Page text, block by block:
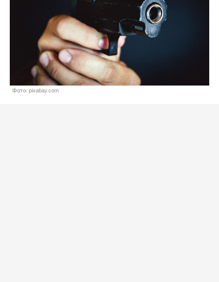
Фото: pixabay.com